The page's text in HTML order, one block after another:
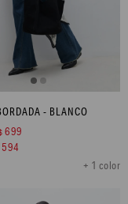
- BLANCO
+ 1 color
699
594